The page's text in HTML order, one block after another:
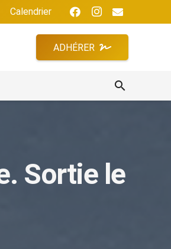
Calendrier
ADHÉRER
search
Sortie le